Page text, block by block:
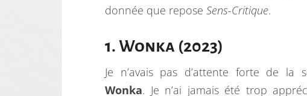
donnée que repose Sens-Critique.
1. Wonka (2023)
Je n’avais pas d’attente forte de la
Wonka. Je n’ai jamais été trop